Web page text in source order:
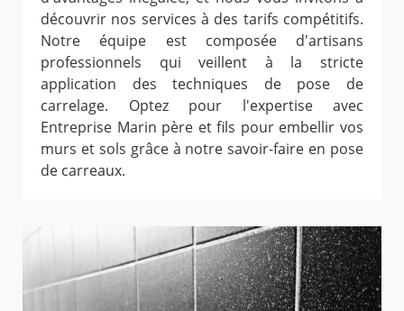
découvrir nos services à des tarifs compétitifs.
Notre équipe est composée d'artisans
professionnels qui veillent à la stricte
application des techniques de pose de
carrelage. Optez pour l'expertise avec
Entreprise Marin père et fils pour embellir vos
murs et sols grâce à notre savoir-faire en pose
de carreaux.